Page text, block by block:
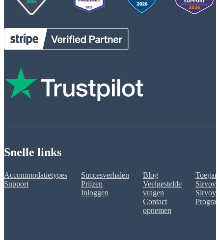
Snelle links
Accommodatietypes
Support
Succesverhalen
Prijzen
Inloggen
Blog
Veelgestelde
vragen
Contact
opnemen
Sirvoy
Sirvoy